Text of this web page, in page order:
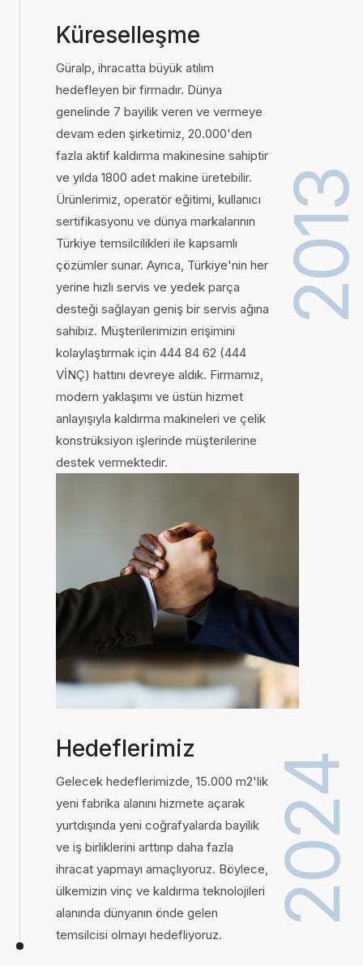
Küreselleşme
Güralp, ihracatta büyük atılım
hedefleyen bir firmadır. Dünya
genelinde 7 bayilik veren ve vermeye
devam eden şirketimiz, 20.000'den
fazla aktif kaldırma makinesine sahiptir
ve yılda 1800 adet makine üretebilir.
Ürünlerimiz, operatör eğitimi, kullanıcı
sertifikasyonu ve dünya markalarının
Türkiye temsilcilikleri ile kapsamlı
çözümler sunar. Ayrıca, Türkiye'nin her
yerine hızlı servis ve yedek parça
desteği sağlayan geniş bir servis ağına
sahibiz. Müşterilerimizin erişimini
kolaylaştırmak için 444 84 62 (444
VİNÇ) hattını devreye aldık. Firmamız,
modern yaklaşımı ve üstün hizmet
anlayışıyla kaldırma makineleri ve çelik
konstrüksiyon işlerinde müşterilerine
destek vermektedir.
2024
Hedeflerimiz
Gelecek hedeflerimizde, 15.000 m2'lik
yeni fabrika alanını hizmete açarak
yurtdışında yeni coğrafyalarda bayilik
ve iş birliklerini arttırıp daha fazla
ihracat yapmayı amaçlıyoruz. Böylece,
ülkemizin vinç ve kaldırma teknolojileri
alanında dünyanın önde gelen
temsilcisi olmayı hedefliyoruz.